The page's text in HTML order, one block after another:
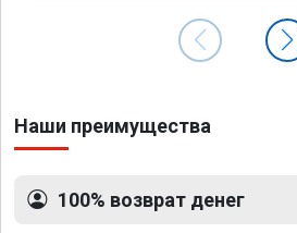
Наши преимущества
100% возврат денег